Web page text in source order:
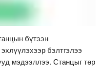
бүтээн
бэлтгэлээ
мэдээллээ. Станцыг төр